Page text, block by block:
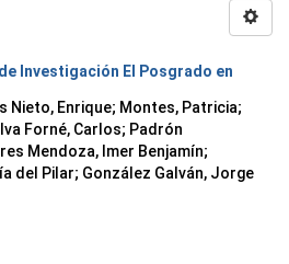
Investigación El Posgrado en
Nieto, Enrique; Montes, Patricia;
Forné, Carlos; Padrón
Mendoza, Imer Benjamín;
del Pilar; González Galván, Jorge